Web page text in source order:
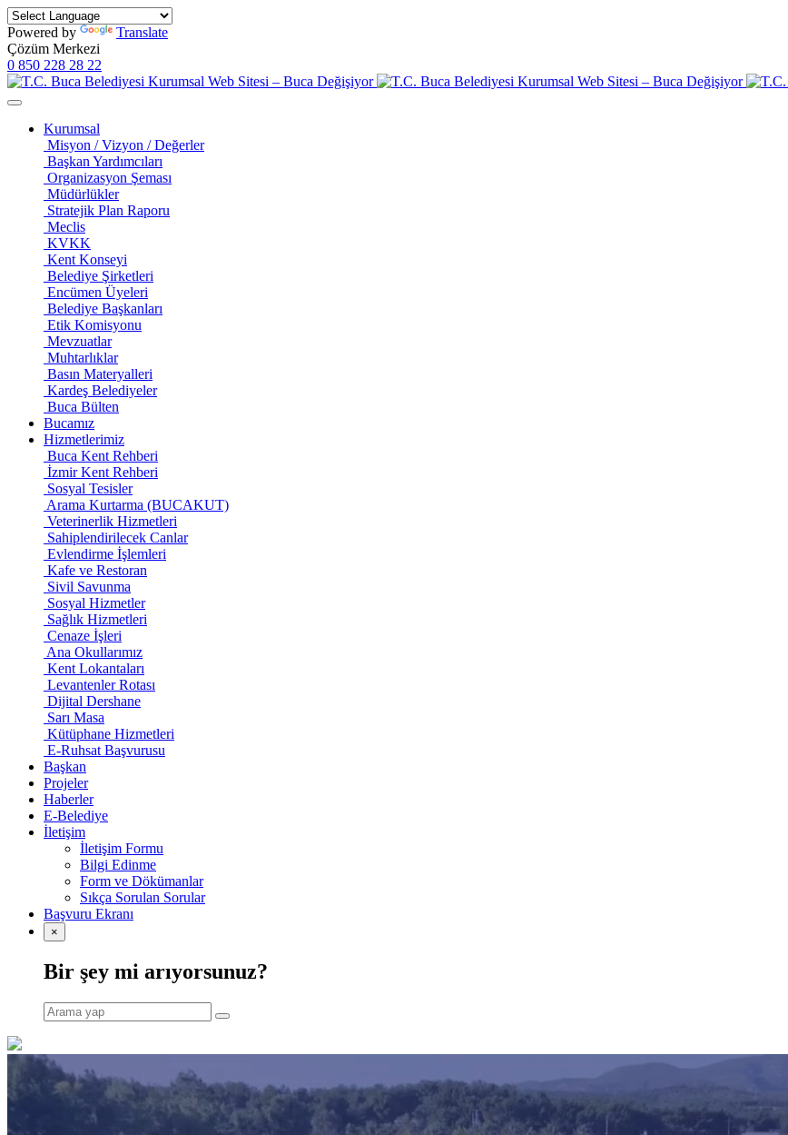
Powered by
Translate
Çözüm Merkezi
0 850 228 28 22
Kurumsal
Misyon / Vizyon / Değerler
Başkan Yardımcıları
Organizasyon Şeması
Müdürlükler
Stratejik Plan Raporu
Meclis
KVKK
Kent Konseyi
Belediye Şirketleri
Encümen Üyeleri
Belediye Başkanları
Etik Komisyonu
Mevzuatlar
Muhtarlıklar
Basın Materyalleri
Kardeş Belediyeler
Buca Bülten
Bucamız
Hizmetlerimiz
Buca Kent Rehberi
İzmir Kent Rehberi
Sosyal Tesisler
Arama Kurtarma (BUCAKUT)
Veterinerlik Hizmetleri
Sahiplendirilecek Canlar
Evlendirme İşlemleri
Kafe ve Restoran
Sivil Savunma
Sosyal Hizmetler
Sağlık Hizmetleri
Cenaze İşleri
Ana Okullarımız
Kent Lokantaları
Levantenler Rotası
Dijital Dershane
Sarı Masa
Kütüphane Hizmetleri
E-Ruhsat Başvurusu
Başkan
Projeler
Haberler
E-Belediye
İletişim
İletişim Formu
Bilgi Edinme
Form ve Dökümanlar
Sıkça Sorulan Sorular
Başvuru Ekranı
×
Bir şey mi arıyorsunuz?